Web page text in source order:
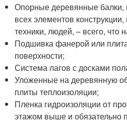
Опорные деревянные
всех элементов
техники, людей, – всего, что
Подшивка фанерой или
поверхности;
Система лагов с досками
Уложенные на деревянную
плиты теплоизоляции;
Пленка гидроизоляции от
этажом выше и обязательно